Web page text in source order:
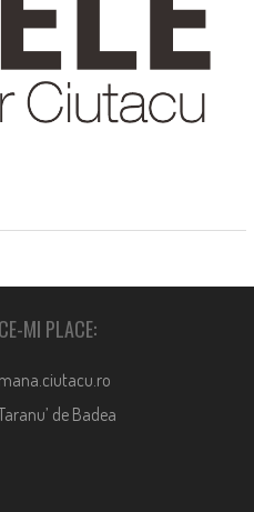
CE-MI PLACE:
mana.ciutacu.ro
de Badea